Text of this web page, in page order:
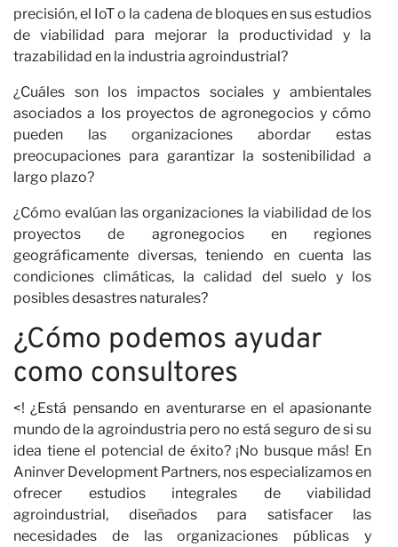
precisión, el IoT o la cadena de bloques en sus estudios
de viabilidad para mejorar la productividad y la
trazabilidad en la industria agroindustrial?
¿Cuáles son los impactos sociales y ambientales
asociados a los proyectos de agronegocios y cómo
pueden las organizaciones abordar estas
preocupaciones para garantizar la sostenibilidad a
largo plazo?
¿Cómo evalúan las organizaciones la viabilidad de los
proyectos de agronegocios en regiones
geográficamente diversas, teniendo en cuenta las
condiciones climáticas, la calidad del suelo y los
posibles desastres naturales?
¿Cómo podemos ayudar
como consultores
<! ¿Está pensando en aventurarse en el apasionante
mundo de la agroindustria pero no está seguro de si su
idea tiene el potencial de éxito? ¡No busque más! En
Aninver Development Partners, nos especializamos en
ofrecer estudios integrales de viabilidad
agroindustrial, diseñados para satisfacer las
necesidades de las organizaciones públicas y